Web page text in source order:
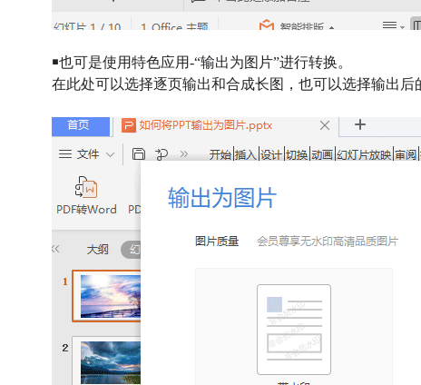
￭也可是使用特色应用-“输出为图片”进行转换。
在此处可以选择逐页输出和合成长图，也可以选择输出后